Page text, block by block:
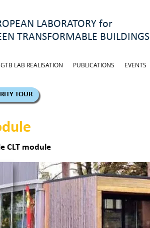
LABORATORY for
TRANSFORMABLE BUILDINGS
GTB LAB REALISATION PUBLICATIONS EVENTS
TOUR
CLT module